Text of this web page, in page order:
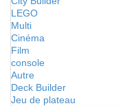
LEGO
Multi
Cinéma
Film
console
Autre
Deck Builder
Jeu de plateau